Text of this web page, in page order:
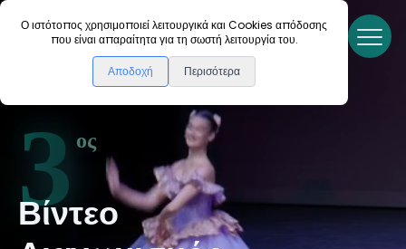
Ο ιστότοπος χρησιμοποιεί λειτουργικά και Cookies απόδοσης
που είναι απαραίτητα για τη σωστή λειτουργία του.
Αποδοχή Περισότερα
Αρχική
3 ος
Βίντεο